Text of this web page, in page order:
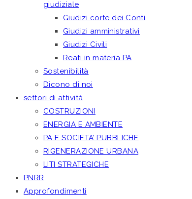
giudiziale
Giudizi corte dei Conti
Giudizi amministrativi
Giudizi Civili
Reati in materia PA
Sostenibilità
Dicono di noi
settori di attività
COSTRUZIONI
ENERGIA E AMBIENTE
PA E SOCIETA’ PUBBLICHE
RIGENERAZIONE URBANA
LITI STRATEGICHE
PNRR
Approfondimenti